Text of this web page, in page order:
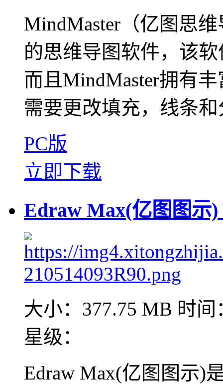
MindMaster（亿图思
的思维导图软件，该
而且MindMaster拥有
需要更改填充，线条
PC版
立即下载
Edraw Max(亿图图示)
大小：377.75 MB 时间
星级：
Edraw Max(亿图图示)